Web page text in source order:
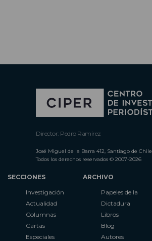
Director: Pedro Ramírez
José Miguel de la Barra 412, Santiago de Chile
Todos los derechos reservados © 2007-2026
SECCIONES
Investigación
Actualidad
Columnas
Cartas
Especiales
ARCHIVO
Papeles de la
Dictadura
Libros
Blog
Autores